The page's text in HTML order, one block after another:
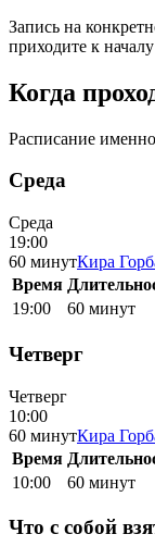
Запись на
приходите к
Когда
Расписание
Среда
Среда
19:00
60 минутКира
Время
19:00
60 минут
Четверг
Четверг
10:00
60 минутКира
Время
10:00
60 минут
Что с собой